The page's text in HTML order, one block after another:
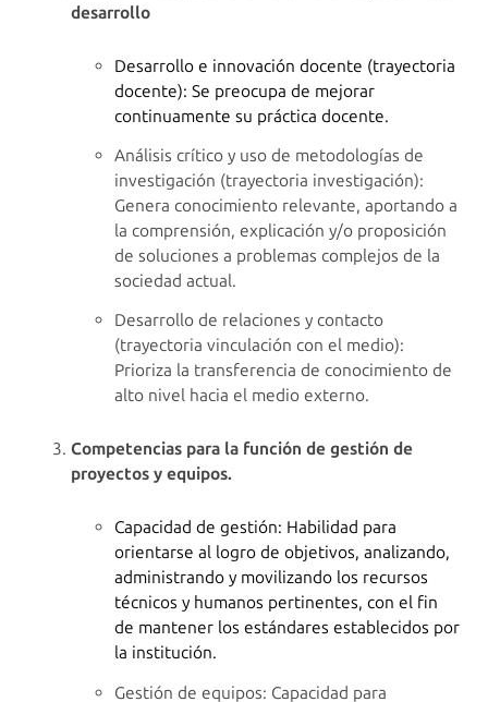
desarrollo
Desarrollo e innovación docente (trayectoria
docente): Se preocupa de mejorar
continuamente su práctica docente.
Análisis crítico y uso de metodologías de
investigación (trayectoria investigación):
Genera conocimiento relevante, aportando a
la comprensión, explicación y/o proposición
de soluciones a problemas complejos de la
sociedad actual.
Desarrollo de relaciones y contacto
(trayectoria vinculación con el medio):
Prioriza la transferencia de conocimiento de
alto nivel hacia el medio externo.
Competencias para la función de gestión de
proyectos y equipos.
Capacidad de gestión: Habilidad para
orientarse al logro de objetivos, analizando,
administrando y movilizando los recursos
técnicos y humanos pertinentes, con el fin
de mantener los estándares establecidos por
la institución.
Gestión de equipos: Capacidad para